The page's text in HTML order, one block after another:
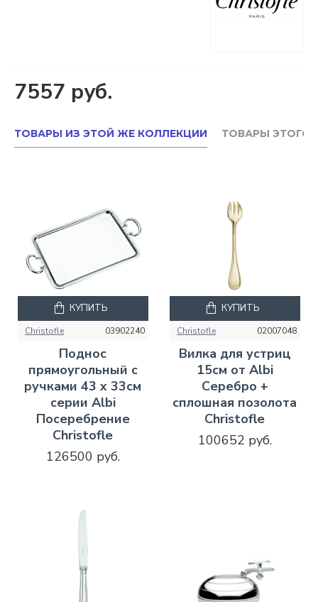
7557 руб.
ТОВАРЫ ИЗ ЭТОЙ ЖЕ КОЛЛЕКЦИИ ТОВАРЫ ЭТОГО
Christofle 03902240
Поднос
прямоугольный с
ручками 43 x 33см
серии Albi
Посеребрение
Christofle
126500 руб.
КУПИТЬ
Christofle 02007048
Вилка для устриц
15см от Albi
Серебро +
сплошная позолота
Christofle
100652 руб.
КУПИТЬ